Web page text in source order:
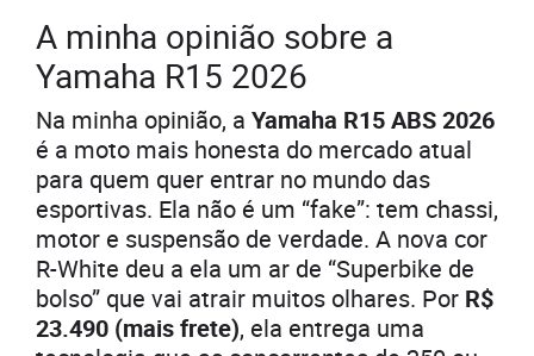
A minha opinião sobre a
Yamaha R15 2026
Na minha opinião, a Yamaha R15 ABS 2026
é a moto mais honesta do mercado atual
para quem quer entrar no mundo das
esportivas. Ela não é um “fake”: tem chassi,
motor e suspensão de verdade. A nova cor
R-White deu a ela um ar de “Superbike de
bolso” que vai atrair muitos olhares. Por R$
23.490 (mais frete), ela entrega uma